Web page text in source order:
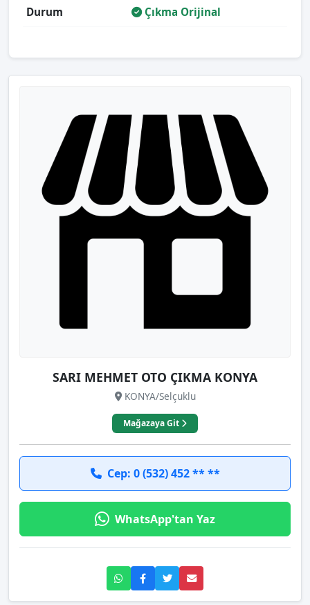
Durum Çıkma Orijinal
SARI MEHMET OTO ÇIKMA KONYA
KONYA/Selçuklu
Mağazaya Git
Cep: 0 (532) 452 ** **
WhatsApp'tan Yaz